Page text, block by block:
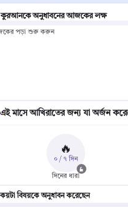
কুরআনকে অনুধাবনের আজকের লক্ষ
পড়া শুরু করুন
এই মাসে আখিরাতের জন্য যা অর্জন
🔥
০ / ৭ দিন
দিনের ধারা
বিষয়কে অনুধাবন করেছেন